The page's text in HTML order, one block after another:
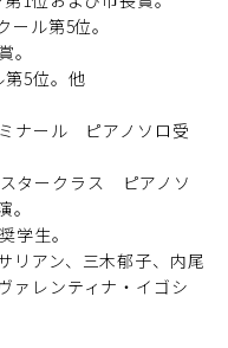
ル第5位。
。
5位。他
ナール ピアノソロ受
スタークラス ピアノソ
学生。
リアン、三木郁子、内尾
ァレンティナ・イゴシ